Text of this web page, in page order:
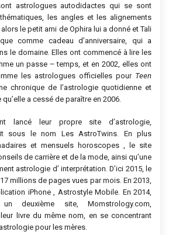
astrologues autodidactes qui se sont
les angles et les alignements
le petit ami de Ophira lui a donné et Tali
comme cadeau d’anniversaire, qui a
le domaine. Elles ont commencé à lire les
un passe – temps, et en 2002, elles ont
les astrologues officielles pour Teen
chronique de l’astrologie quotidienne et
a cessé de paraître en 2006.
lancé leur propre site d’astrologie,
sous le nom Les AstroTwins. En plus
et mensuels horoscopes , le site
de carrière et de la mode, ainsi qu’une
astrologie d’ interprétation. D’ici 2015, le
millions de pages vues par mois. En 2013,
iPhone , Astrostyle Mobile. En 2014,
deuxième site, Momstrology.com,
livre du même nom, en se concentrant
pour les mères.